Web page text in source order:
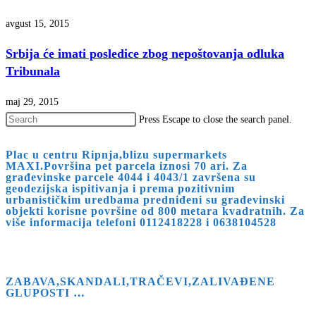
avgust 15, 2015
Srbija će imati posledice zbog nepoštovanja odluka
Tribunala
maj 29, 2015
Press Escape to close the search panel.
Plac u centru Ripnja,blizu supermarkets
MAXI.Površina pet parcela iznosi 70 ari. Za
građevinske parcele 4044 i 4043/1 završena su
geodezijska ispitivanja i prema pozitivnim
urbanističkim uredbama predniđeni su građevinski
objekti korisne površine od 800 metara kvadratnih. Za
više informacija telefoni 0112418228 i 0638104528
ZABAVA,SKANDALI,TRAČEVI,ZALIVAĐENE
GLUPOSTI …